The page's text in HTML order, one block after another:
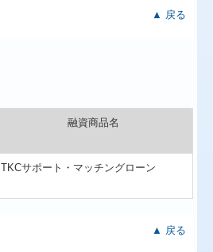
▲ 戻る
融資商品名
TKCサポート・マッチングローン
▲ 戻る